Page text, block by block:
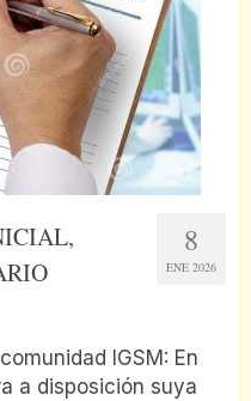
8
ENE 2026
IGSM: En
a disposición suya